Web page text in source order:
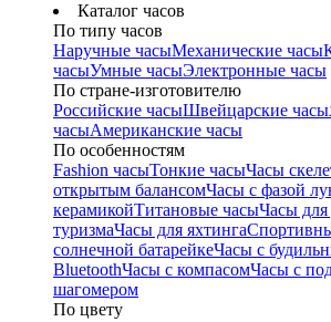
Каталог часов
По типу часов
Наручные часыМеханические часы
часыУмные часыЭлектронные часы
По стране-изготовителю
Российские часыШвейцарские часы
часыАмериканские часы
По особенностям
Fashion часыТонкие часыЧасы
открытым балансомЧасы с фазой
керамикойТитановые часыЧасы для
туризмаЧасы для яхтинга
солнечной батарейкеЧасы с
BluetoothЧасы с компасомЧасы с
шагомером
По цвету